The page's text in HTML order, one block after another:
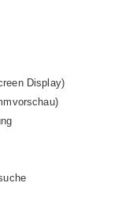
Display)